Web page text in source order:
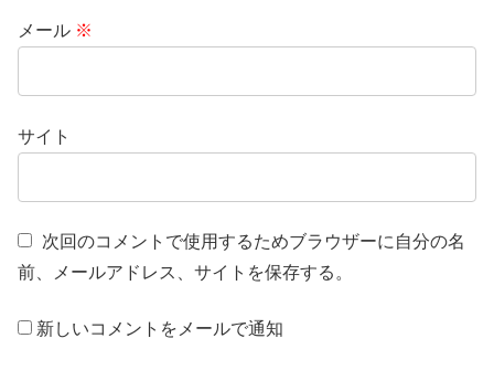
メール ※
サイト
次回のコメントで使用するためブラウザーに自分の名
前、メールアドレス、サイトを保存する。
新しいコメントをメールで通知